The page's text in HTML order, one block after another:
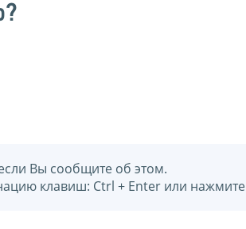
Вы сообщите об этом.
клавиш: Ctrl + Enter или нажмите